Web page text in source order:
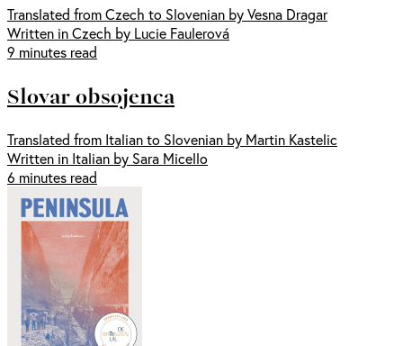
Translated from Czech to Slovenian by Vesna Dragar
Written in Czech by Lucie Faulerová
9 minutes read
Slovar obsojenca
Translated from Italian to Slovenian by Martin Kastelic
Written in Italian by Sara Micello
6 minutes read